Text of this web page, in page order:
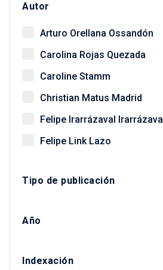
Autor
Arturo Orellana Ossandón
Carolina Rojas Quezada
Caroline Stamm
Christian Matus Madrid
Felipe Irarrázaval Irarrázaval
Felipe Link Lazo
Gonzalo Salazar Preece
Tipo de publicación
Año
Indexación